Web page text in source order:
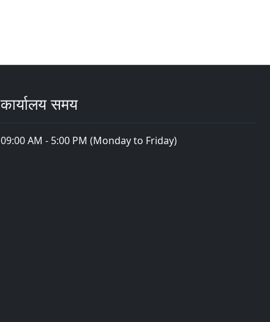
कार्यालय समय
09:00 AM - 5:00 PM (Monday to Friday)